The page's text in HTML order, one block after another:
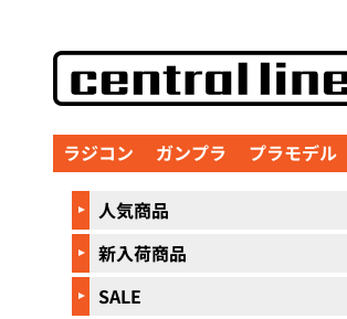
ン
テ
イ
ド
ラジコン ガンプラ プラモデル
人気商品
新入荷商品
SALE